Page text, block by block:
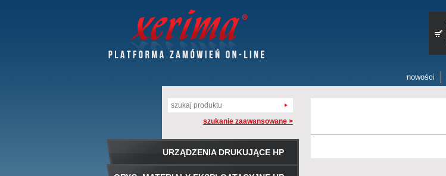
nowości
szukanie zaawansowane >
URZĄDZENIA DRUKUJĄCE HP